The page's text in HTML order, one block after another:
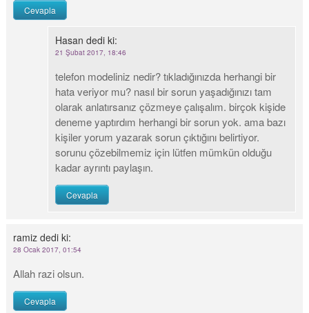
Cevapla
Hasan dedi ki:
21 Şubat 2017, 18:46
telefon modeliniz nedir? tıkladığınızda herhangi bir
hata veriyor mu? nasıl bir sorun yaşadığınızı tam
olarak anlatırsanız çözmeye çalışalım. birçok kişide
deneme yaptırdım herhangi bir sorun yok. ama bazı
kişiler yorum yazarak sorun çıktığını belirtiyor.
sorunu çözebilmemiz için lütfen mümkün olduğu
kadar ayrıntı paylaşın.
Cevapla
ramiz dedi ki:
28 Ocak 2017, 01:54
Allah razi olsun.
Cevapla